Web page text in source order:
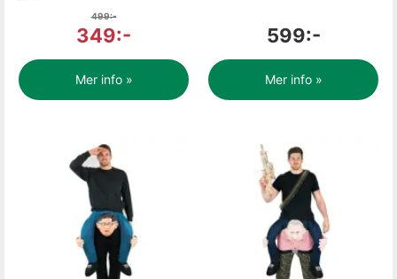
499:-
349:-
Mer info »
599:-
Mer info »